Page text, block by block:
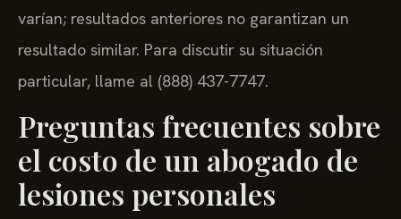
varían; resultados anteriores no garantizan un
resultado similar. Para discutir su situación
particular, llame al (888) 437-7747.
Preguntas frecuentes sobre
el costo de un abogado de
lesiones personales